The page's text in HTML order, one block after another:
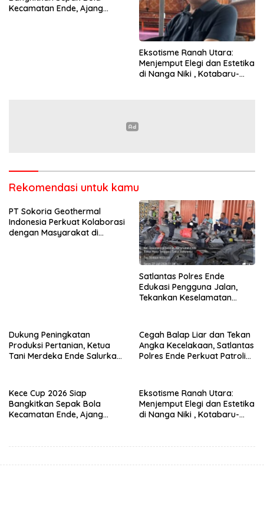
Kecamatan Ende, Ajang
Eksotisme Ranah Utara:
Menjemput Elegi dan Estetika
di Nanga Niki , Kotabaru-
Rekomendasi untuk kamu
PT Sokoria Geothermal
Indonesia Perkuat Kolaborasi
dengan Masyarakat di
Satlantas Polres Ende
Edukasi Pengguna Jalan,
Tekankan Keselamatan
Dukung Peningkatan
Produksi Pertanian, Ketua
Tani Merdeka Ende Salurkan
Cegah Balap Liar dan Tekan
Angka Kecelakaan, Satlantas
Polres Ende Perkuat Patroli
Kece Cup 2026 Siap
Bangkitkan Sepak Bola
Kecamatan Ende, Ajang
Eksotisme Ranah Utara:
Menjemput Elegi dan Estetika
di Nanga Niki , Kotabaru-